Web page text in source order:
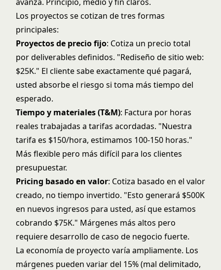
Los proyectos se cotizan de tres formas
principales:
Proyectos de precio fijo: Cotiza un precio total
por deliverables definidos. "Rediseño de sitio web:
$25K." El cliente sabe exactamente qué pagará,
usted absorbe el riesgo si toma más tiempo del
esperado.
Tiempo y materiales (T&M): Factura por horas
reales trabajadas a tarifas acordadas. "Nuestra
tarifa es $150/hora, estimamos 100-150 horas."
Más flexible pero más difícil para los clientes
presupuestar.
Pricing basado en valor: Cotiza basado en el valor
creado, no tiempo invertido. "Esto generará $500K
en nuevos ingresos para usted, así que estamos
cobrando $75K." Márgenes más altos pero
requiere desarrollo de caso de negocio fuerte.
La economía de proyecto varía ampliamente. Los
márgenes pueden variar del 15% (mal delimitado,